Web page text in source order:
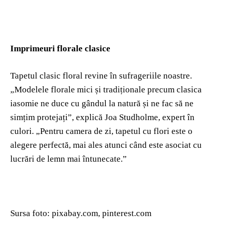
Imprimeuri florale clasice
Tapetul clasic floral revine în sufrageriile noastre.
„Modelele florale mici și tradiționale precum clasica
iasomie ne duce cu gândul la natură și ne fac să ne
simțim protejați”, explică Joa Studholme, expert în
culori. „Pentru camera de zi, tapetul cu flori este o
alegere perfectă, mai ales atunci când este asociat cu
lucrări de lemn mai întunecate.”
Sursa foto: pixabay.com, pinterest.com